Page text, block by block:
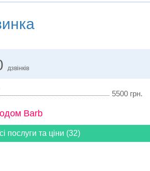
дзвінків
5500 грн.
Barb
послуги та ціни (32)